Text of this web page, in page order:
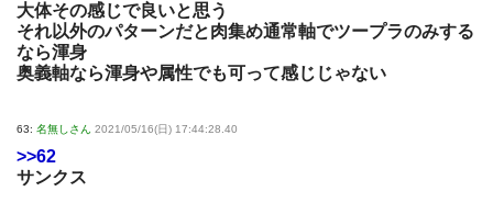
大体その感じで良いと思う
それ以外のパターンだと肉集め通常軸でツープラのみする
なら渾身
奥義軸なら渾身や属性でも可って感じじゃない
63: 名無しさん 2021/05/16(日) 17:44:28.40
>>62
サンクス